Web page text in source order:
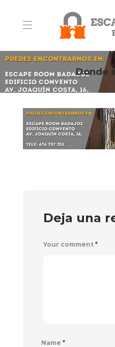
Donde
Deja una
Your comment *
Name *